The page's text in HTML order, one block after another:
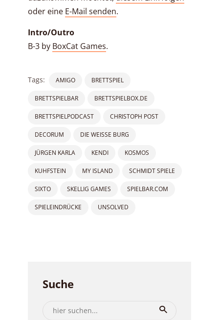
oder eine E-Mail senden.
Intro/Outro
B-3 by BoxCat Games.
Tags: AMIGO BRETTSPIEL
BRETTSPIELBAR BRETTSPIELBOX.DE
BRETTSPIELPODCAST CHRISTOPH POST
DECORUM DIE WEISSE BURG
JÜRGEN KARLA KENDI KOSMOS
KUHFSTEIN MY ISLAND SCHMIDT SPIELE
SIXTO SKELLIG GAMES SPIELBAR.COM
SPIELEINDRÜCKE UNSOLVED
Suche